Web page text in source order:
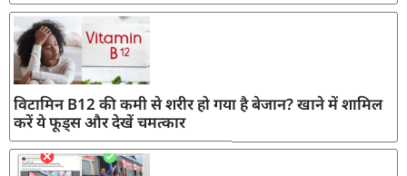
विटामिन B12 की कमी से शरीर हो गया है बेजान? खाने में शामिल
करें ये फूड्स और देखें चमत्कार